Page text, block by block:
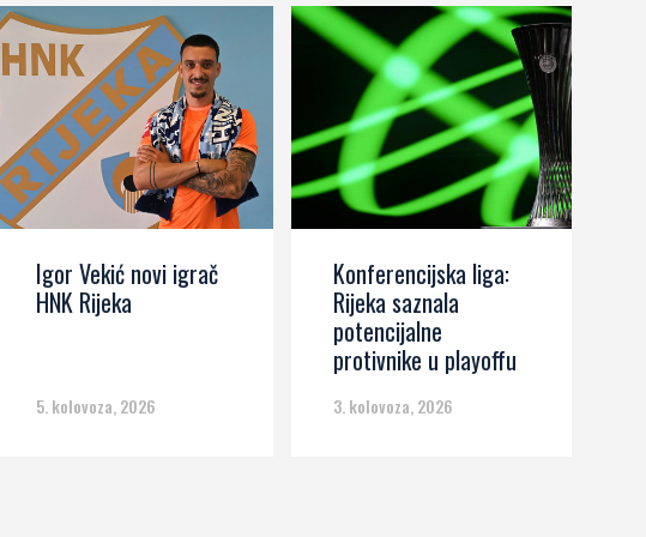
Igor Vekić novi igrač
HNK Rijeka
5. kolovoza, 2026
Konferencijska liga:
Rijeka saznala
potencijalne
protivnike u playoffu
3. kolovoza, 2026